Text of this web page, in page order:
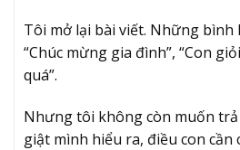
Tôi mở lại bài viết. Những bình
“Chúc mừng gia đình”, “Con
quá”.
Nhưng tôi không còn muốn
giật mình hiểu ra, điều con cần